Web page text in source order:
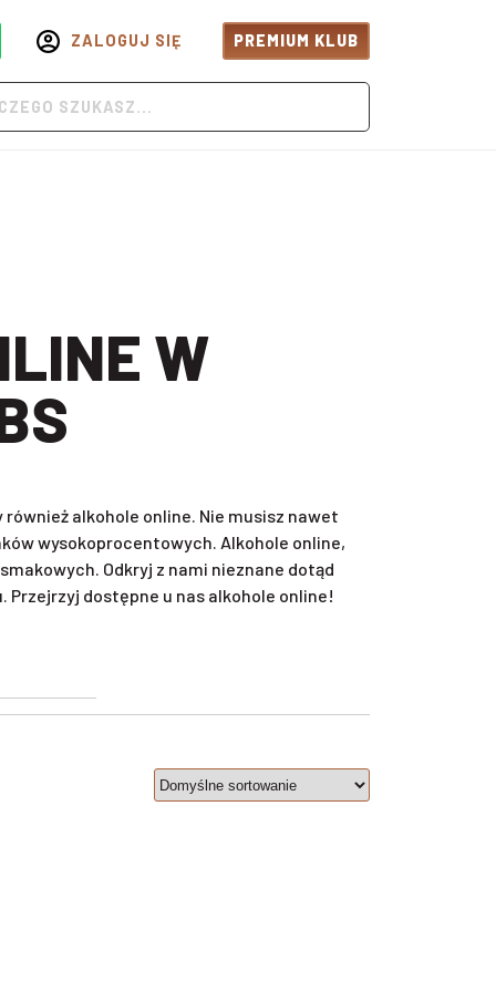
ZALOGUJ SIĘ PREMIUM KLUB
alkohole online. Nie musisz nawet
wysokoprocentowych. Alkohole online,
Odkryj z nami nieznane dotąd
dostępne u nas alkohole online!